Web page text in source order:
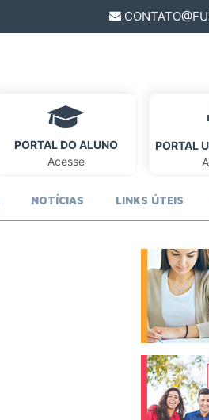
PORTAL DO ALUNO
Acesse
PORTAL
NOTÍCIAS LINKS ÚTEIS